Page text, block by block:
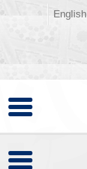
English